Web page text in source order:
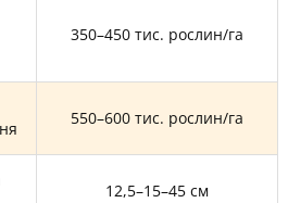
350–450 тис. рослин/га
550–600 тис. рослин/га
12,5–15–45 см